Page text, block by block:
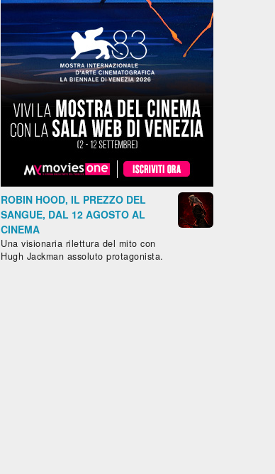
ETERNAL -
ODISSEA
NEGLI
ABISSI
Guarda
subito
Guarda
subito
Guarda
subito
ROBIN HOOD, IL PREZZO DEL
SANGUE, DAL 12 AGOSTO AL
CINEMA
Una visionaria rilettura del mito con
Hugh Jackman assoluto protagonista.